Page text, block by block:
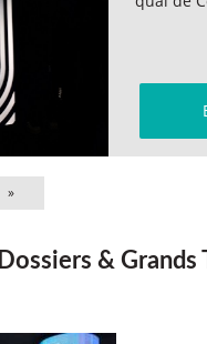
»
Dossiers & Grands